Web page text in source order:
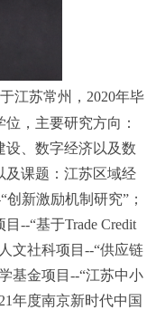
江苏常州，2020年毕
，主要研究方向：
设、数字经济以及数
及课题：江苏区域经
新激励机制研究”；
--“基于Trade Credit
文社科项目--“供应链
基金项目--“江苏中小
年度南京新时代中国